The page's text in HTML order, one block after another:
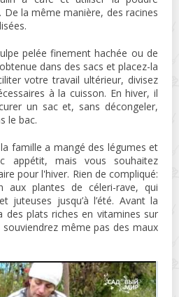
la même manière, des racines
pelée finement hachée ou de
dans des sacs et placez-la
votre travail ultérieur, divisez
à la cuisson. En hiver, il
un sac et, sans décongeler,
le bac.
famille a mangé des légumes et
appétit, mais vous souhaitez
pour l'hiver. Rien de compliqué:
aux plantes de céleri-rave, qui
juteuses jusqu’à l’été. Avant la
des plats riches en vitamines sur
même pas des maux